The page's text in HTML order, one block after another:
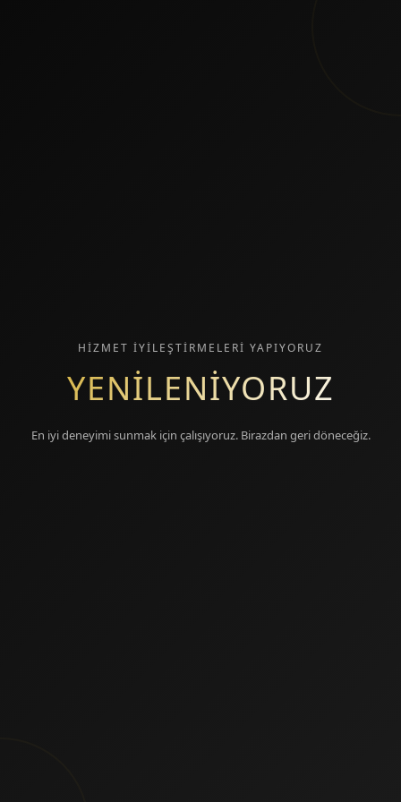
HİZMET İYİLEŞTİRMELERİ YAPIYORUZ
YENİLENİYORUZ
En iyi deneyimi sunmak için çalışıyoruz. Birazdan geri döneceğiz.